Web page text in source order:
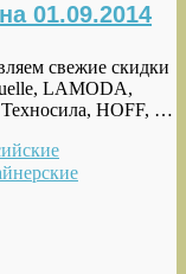
01.09.2014
свежие скидки
LAMODA,
HOFF, …